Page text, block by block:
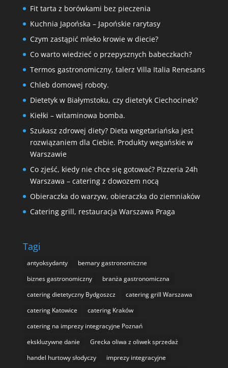
Fit tarta z borówkami bez pieczenia
Kuchnia Japońska – Japońskie rarytasy
Czym zastąpić mleko krowie w diecie?
Co warto wiedzieć o przepysznych babeczkach?
Termos gastronomiczny, talerz Villa Italia Renesans
Chleb domowej roboty.
Dietetyk w Białymstoku, czy dietetyk Ciechocinek?
Kiełki – witaminowa bomba.
Szukasz zdrowej diety? Dieta wegetariańska jest
rozwiązaniem dla Ciebie. Produkty wegańskie w
Warszawie
Co zjeść, kiedy nie chce się gotować? Pizzeria 24h
Warszawa – catering z dowozem nocą
Obieraczka do warzyw, obieraczka do ziemniaków
Catering grill, restauracja Warszawa Praga
Tagi
antyoksydanty
bemary gastronomiczne
biznes gastronomiczny
branża gastronomiczna
catering dietetyczny Bydgoszcz
catering grill Warszawa
catering Katowice
catering Kraków
catering na imprezy integracyjne Poznań
ekskluzywne danie
Grecka oliwa z oliwek sprzedaż
handel hurtowy słodyczy
imprezy integracyjne